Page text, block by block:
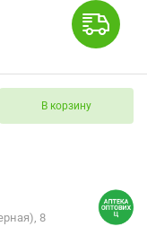
В корзину
8